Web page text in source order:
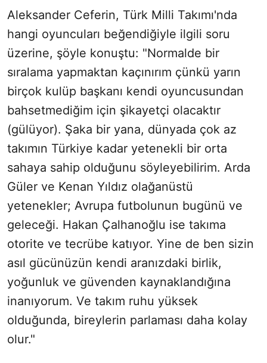
Aleksander Ceferin, Türk Milli Takımı'nda
hangi oyuncuları beğendiğiyle ilgili soru
üzerine, şöyle konuştu: "Normalde bir
sıralama yapmaktan kaçınırım çünkü yarın
birçok kulüp başkanı kendi oyuncusundan
bahsetmediğim için şikayetçi olacaktır
(gülüyor). Şaka bir yana, dünyada çok az
takımın Türkiye kadar yetenekli bir orta
sahaya sahip olduğunu söyleyebilirim. Arda
Güler ve Kenan Yıldız olağanüstü
yetenekler; Avrupa futbolunun bugünü ve
geleceği. Hakan Çalhanoğlu ise takıma
otorite ve tecrübe katıyor. Yine de ben sizin
asıl gücünüzün kendi aranızdaki birlik,
yoğunluk ve güvenden kaynaklandığına
inanıyorum. Ve takım ruhu yüksek
olduğunda, bireylerin parlaması daha kolay
olur."